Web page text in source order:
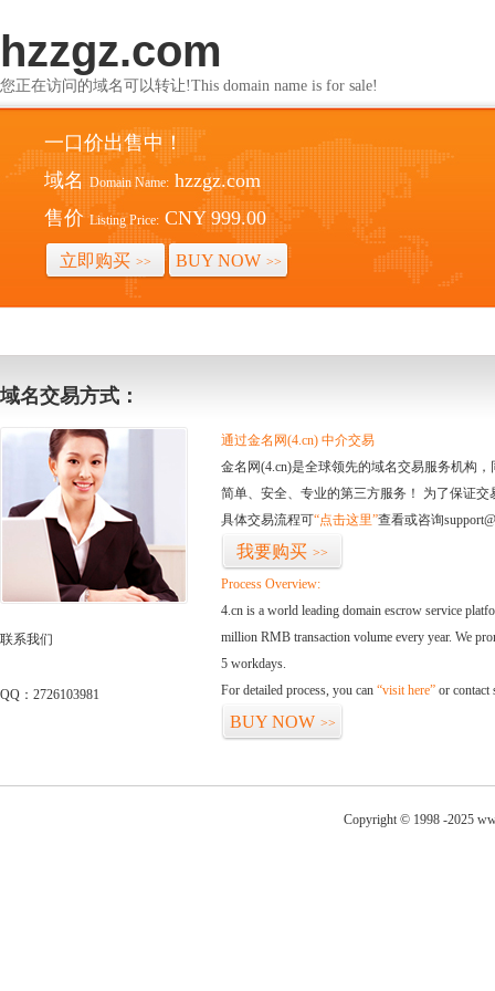
hzzgz.com
您正在访问的域名可以转让!This domain name is for sale!
一口价出售中！
域名 Domain Name: hzzgz.com
售价 Listing Price: CNY 999.00
立即购买 >> BUY NOW >>
域名交易方式：
联系我们
QQ：2726103981
通过金名网(4.cn) 中介交易
金名网(4.cn)是全球领先的域名交易服务机构
简单、安全、专业的第三方服务！ 为了保证
具体交易流程可“点击这里”查看或咨询
我要购买 >>
Process Overview:
4.cn is a world leading domain escrow service
million RMB transaction volume every year. We
5 workdays.
For detailed process, you can “visit here” or contact
BUY NOW >>
Copyright © 1998 -2025